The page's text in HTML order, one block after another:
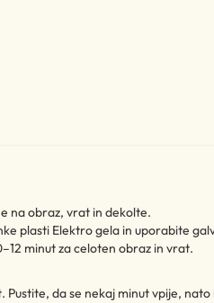
na obraz, vrat in dekolte.
plasti Elektro gela in uporabite
minut za celoten obraz in vrat.
da se nekaj minut vpije,